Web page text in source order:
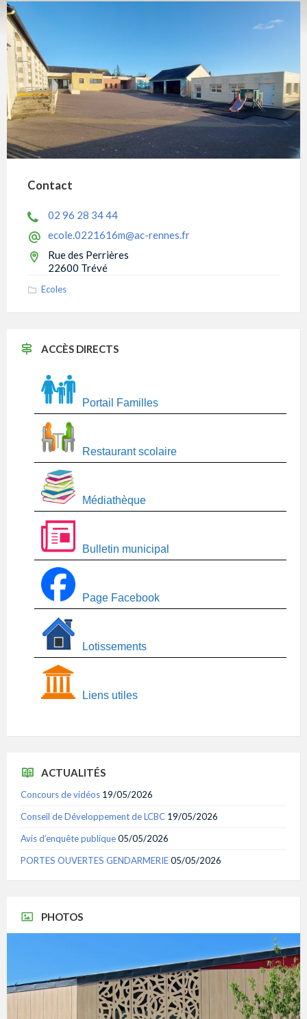
Contact
02 96 28 34 44
ecole.0221616m@ac-rennes.fr
Rue des Perrières
22600 Trévé
Ecoles
ACCÈS DIRECTS
Portail Familles
Restaurant scolaire
Médiathèque
Bulletin municipal
Page Facebook
Lotissements
Liens utiles
ACTUALITÉS
Concours de vidéos 19/05/2026
Conseil de Développement de LCBC 19/05/2026
Avis d’enquête publique05/05/2026
PORTES OUVERTES GENDARMERIE05/05/2026
PHOTOS